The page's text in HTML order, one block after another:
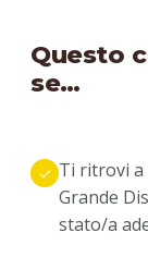
Questo
se…
Ti ritrovi a
Grande
stato/a